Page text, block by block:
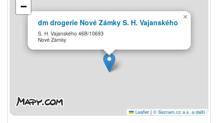
dm drogerie Nové Zámky S. H. Vajanského
S. H. Vajanského 46B/10693
Nové Zámky
×
−
Leaflet | © Seznam.cz a.s. a další